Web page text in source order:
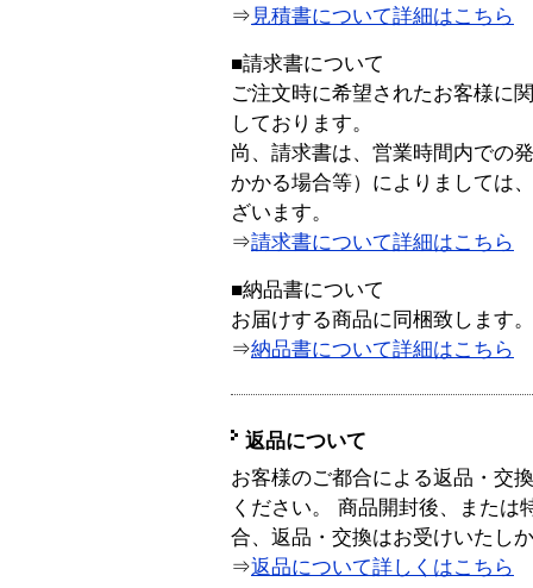
⇒ 見積書について詳細はこちら
■請求書について
ご注文時に希望されたお客様に
しております。
尚、請求書は、営業時間内での
かかる場合等）によりましては
ざいます。
⇒請求書について詳細はこちら
■納品書について
お届けする商品に同梱致します。
⇒納品書について詳細はこちら
返品について
お客様のご都合による返品・交
ください。 商品開封後、または
合、返品・交換はお受けいたし
⇒返品について詳しくはこちら